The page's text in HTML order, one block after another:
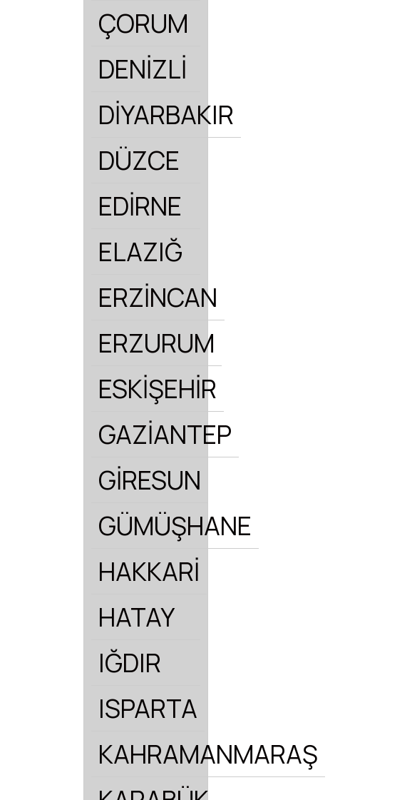
ÇORUM
DENİZLİ
DİYARBAKIR
DÜZCE
EDİRNE
ELAZIĞ
ERZİNCAN
ERZURUM
ESKİŞEHİR
GAZİANTEP
GİRESUN
GÜMÜŞHANE
HAKKARİ
HATAY
IĞDIR
ISPARTA
KAHRAMANMARAŞ